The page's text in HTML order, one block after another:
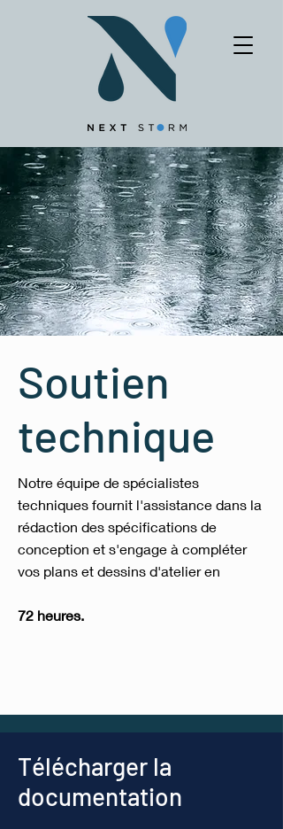
Soutien
technique
Notre équipe de spécialistes
techniques fournit l'assistance dans la
rédaction des spécifications de
conception et s'engage à compléter
vos plans et dessins d'atelier en
72 heures.
Télécharger la
documentation